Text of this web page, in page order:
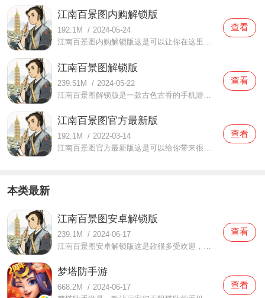
江南百景图内购解锁版
192.1M / 2024-05-24
查看
江南百景图解锁版
239.51M / 2024-05-22
查看
江南百景图官方最新版
192.1M / 2022-03-14
江南百景图官方最新版这是可以给你带来很好模拟经营内容的手机游戏，给你带来相当丰富的游戏经营，这里的各种内容都是根据现实来展示的，为你带来很多精彩的游戏模式与体验，大家在这可以自由的去感受很多好玩有趣的内容，而且还可以不断的进行各种产业的探索与开发，在这
查看
本类最新
江南百景图安卓解锁版
239.1M / 2024-06-17
查看
梦塔防手游
668.2M / 2024-06-17
查看